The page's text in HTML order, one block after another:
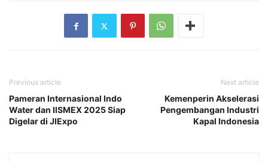
Previous article
Pameran Internasional Indo
Water dan IISMEX 2025 Siap
Digelar di JIExpo
Next article
Kemenperin Akselerasi
Pengembangan Industri
Kapal Indonesia